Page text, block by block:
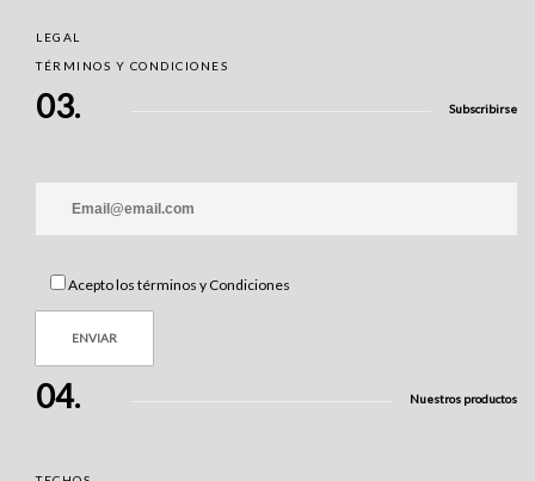
LEGAL
TÉRMINOS Y CONDICIONES
03. Subscribirse
Acepto los términos y Condiciones
04. Nuestros productos